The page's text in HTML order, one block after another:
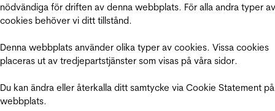
nödvändiga för driften av denna webbplats. För alla andra typer av
cookies behöver vi ditt tillstånd.
Denna webbplats använder olika typer av cookies. Vissa cookies
placeras ut av tredjepartstjänster som visas på våra sidor.
Du kan ändra eller återkalla ditt samtycke via Cookie Statement
webbplats.